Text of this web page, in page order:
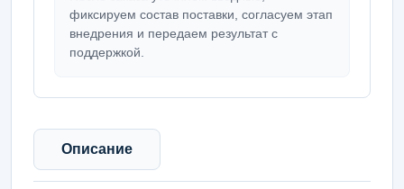
фиксируем состав поставки, согласуем этап
внедрения и передаем результат с
поддержкой.
Описание